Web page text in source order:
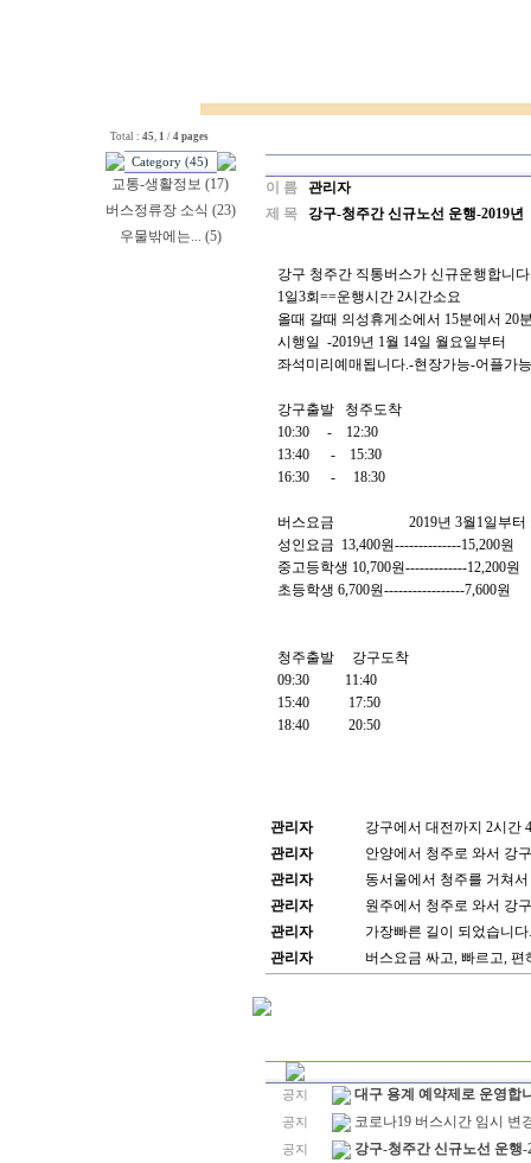
Total : 45, 1 / 4 pages
Category (45)
교통-생활정보 (17)
버스정류장 소식 (23)
우물밖에는... (5)
이 름 관리자
제 목
강구-청주간 신규노선 운행-2019년
강구 청주간 직통버스가 신규운행합니
1일3회==운행시간 2시간소요
올때 갈때 의성휴게소에서 15분에서 20
시행일 -2019년 1월 14일 월요일부터
좌석미리예매됩니다.-현장가능-어플가
강구출발 청주도착
10:30 - 12:30
13:40 - 15:30
16:30 - 18:30
버스요금 2019년 3월1일부터
성인요금 13,400원--------------15,200원
중고등학생 10,700원-------------12,200원
초등학생 6,700원-----------------7,600원
청주출발 강구도착
09:30 11:40
15:40 17:50
18:40 20:50
관리자
강구에서 대전까지 2시간
관리자
안양에서 청주로 와서 강
관리자
동서울에서 청주를 거쳐
관리자
원주에서 청주로 와서 강
관리자
가장빠른 길이 되었습니
관리자
버스요금 싸고, 빠르고, 편
공지 대구 용계 예약제로 운영합
공지 코로나19 버스시간 임시 변
공지 강구-청주간 신규노선 운행-